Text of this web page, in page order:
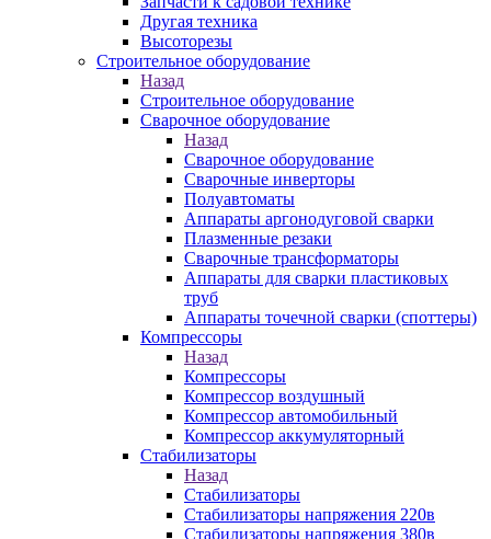
Другая техника
Высоторезы
Строительное оборудование
Назад
Строительное оборудование
Сварочное оборудование
Назад
Сварочное оборудование
Сварочные инверторы
Полуавтоматы
Аппараты аргонодуговой сварки
Плазменные резаки
Сварочные трансформаторы
Аппараты для сварки пластиковых
труб
Аппараты точечной сварки (споттеры)
Компрессоры
Назад
Компрессоры
Компрессор воздушный
Компрессор автомобильный
Компрессор аккумуляторный
Стабилизаторы
Назад
Стабилизаторы
Стабилизаторы напряжения 220в
Стабилизаторы напряжения 380в